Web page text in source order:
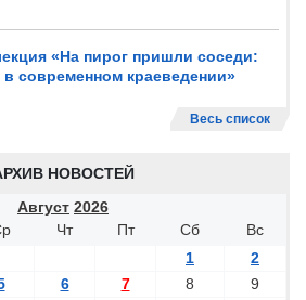
«На пирог пришли соседи:
современном краеведении»
Весь список
НОВОСТЕЙ
Август 2026
Чт Пт Сб
Вс
1
2
6 7 8
9